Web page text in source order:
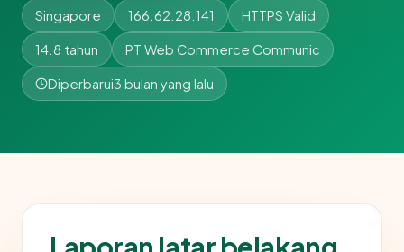
Singapore 166.62.28.141 HTTPS Valid
14.8 tahun PT Web Commerce Communic
Diperbarui3 bulan yang lalu